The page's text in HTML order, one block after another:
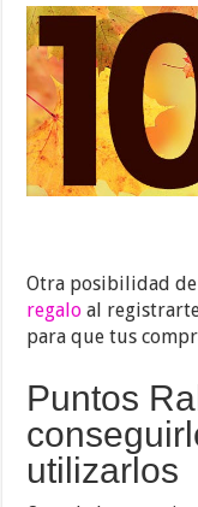
Otra posibilidad
regalo al
para que tus
Puntos
utilizarlos